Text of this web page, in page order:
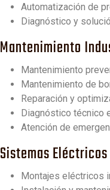
Automatización de
Diagnóstico y
Mantenimiento
Mantenimiento
Mantenimiento de
Reparación y
Diagnóstico técnico
Atención de
Sistemas
Montajes eléctricos